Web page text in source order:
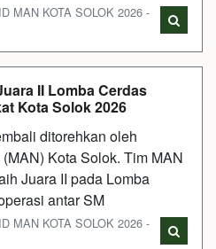
MAN KOTA SOLOK 2026 -
II Lomba Cerdas
Kota Solok 2026
ditorehkan oleh
Kota Solok. Tim MAN
Juara II pada Lomba
antar SM
MAN KOTA SOLOK 2026 -